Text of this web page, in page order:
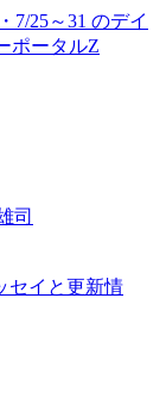
7/25～31 のデイ
ポータルZ
司
セイと更新情